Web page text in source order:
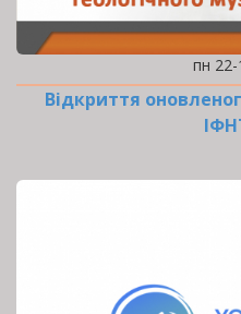
пн 22-
Відкриття